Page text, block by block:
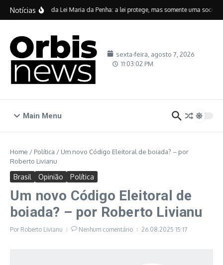
Ir para o conteúdo
Notícias
Vinte anos da Lei Maria da Penha: a lei protege, mas somente uma
sexta-feira, agosto 7, 2026
11:03:03 PM
Main Menu
Home / Política / Um novo Código Eleitoral de boiada? – por
Roberto Livianu
Brasil Opinião Política
Um novo Código Eleitoral de
boiada? – por Roberto Livianu
Por Roberto Livianu Nenhum comentário 26.08.2025 15:17